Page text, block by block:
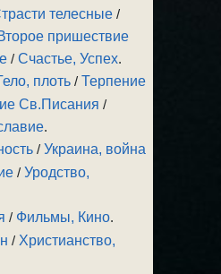
телесные /
пришествие
/Счастье, Успех.
плоть /Терпение
Св.Писания /
.
/Украина, война
/Уродство,
/ Фильмы, Кино.
/ Христианство,